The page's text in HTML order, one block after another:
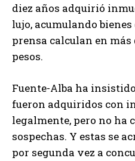
diez años adquirió
lujo, acumulando
prensa calculan en
pesos.
Fuente-Alba ha
fueron adquiridos con
legalmente, pero no ha
sospechas. Y estas se
por segunda vez a